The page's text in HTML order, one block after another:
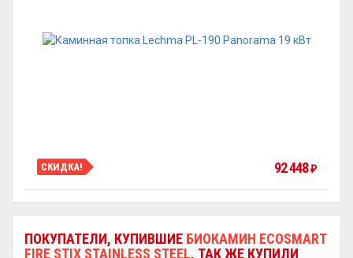
СКИДКА! 92 448₽
ПОКУПАТЕЛИ, КУПИВШИЕ БИОКАМИН ECOSMART
FIRE STIX STAINLESS STEEL, ТАК ЖЕ КУПИЛИ